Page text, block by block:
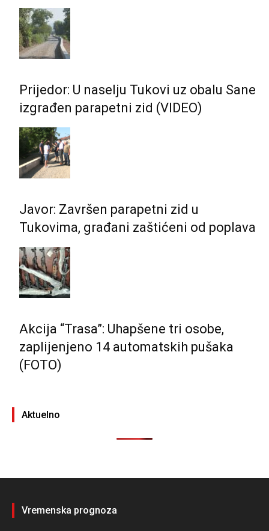
Prijedor: U naselju Tukovi uz obalu Sane
izgrađen parapetni zid (VIDEO)
Javor: Završen parapetni zid u
Tukovima, građani zaštićeni od poplava
Akcija “Trasa”: Uhapšene tri osobe,
zaplijenjeno 14 automatskih pušaka
(FOTO)
Aktuelno
Vremenska prognoza